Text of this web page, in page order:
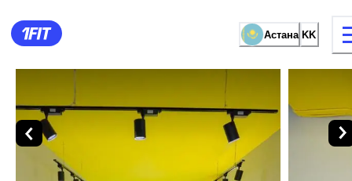
Астана KK
жаттығу түрі Әйелдерге арналған
FitnessBlitz — Жаттығу